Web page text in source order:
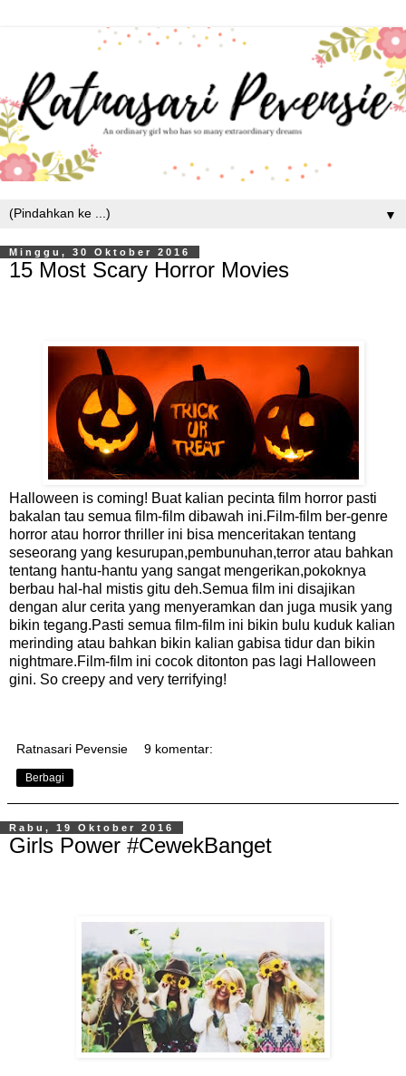
▼
Minggu, 30 Oktober 2016
15 Most Scary Horror Movies
Halloween is coming! Buat kalian pecinta film horror pasti
bakalan tau semua film-film dibawah ini.Film-film ber-genre
horror atau horror thriller ini bisa menceritakan tentang
seseorang yang kesurupan,pembunuhan,terror atau bahkan
tentang hantu-hantu yang sangat mengerikan,pokoknya
berbau hal-hal mistis gitu deh.Semua film ini disajikan
dengan alur cerita yang menyeramkan dan juga musik yang
bikin tegang.Pasti semua film-film ini bikin bulu kuduk kalian
merinding atau bahkan bikin kalian gabisa tidur dan bikin
nightmare.Film-film ini cocok ditonton pas lagi Halloween
gini. So creepy and very terrifying!
Ratnasari Pevensie 9 komentar:
Berbagi
Rabu, 19 Oktober 2016
Girls Power #CewekBanget